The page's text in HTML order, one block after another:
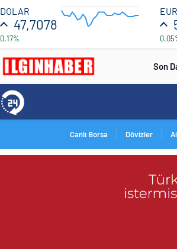
DOLAR
47,7078
0.17%
08:00
Son
Canlı Borsa Dövizler